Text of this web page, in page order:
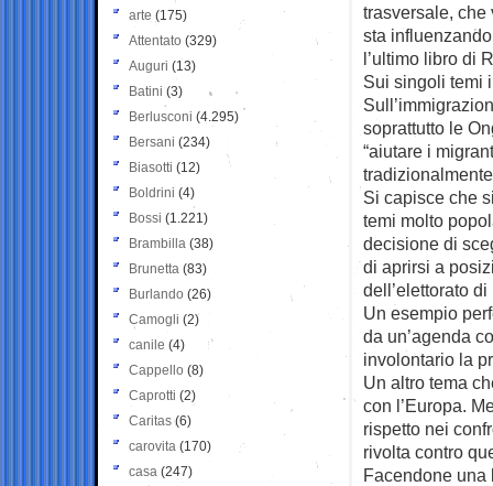
trasversale,
sta
l’ultimo libro di
Sui singoli temi
soprattutto le
“aiutare i
Si capisce che
temi molto
decisione di
di aprirsi a
dell’elettorato
Un esempio
da un’agenda
involontario la
Un altro tema
con l’Europa.
rispetto nei
rivolta contro
Facendone
arte (175)
Attentato (329)
Auguri (13)
Batini (3)
Berlusconi (4.295)
Bersani (234)
Biasotti (12)
Boldrini (4)
Bossi (1.221)
Brambilla (38)
Brunetta (83)
Burlando (26)
Camogli (2)
canile (4)
Cappello (8)
Caprotti (2)
Caritas (6)
carovita (170)
casa (247)